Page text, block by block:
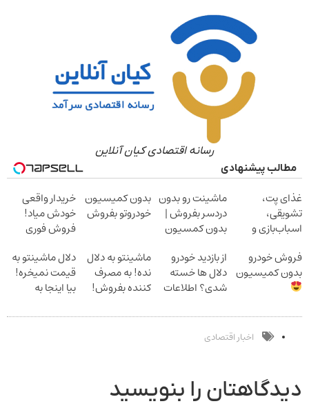
رسانه اقتصادی کیان آنلاین
مطالب پیشنهادی
غذای پت،
تشویقی،
اسباب‌بازی و
با تخفیف تهیه
کنید
ماشینت رو بدون
دردسر بفروش |
بدون کمسیون
بدون کمیسیون
خودروتو بفروش
خریدار واقعی
خودش میاد!
فروش فوری
مکانیک
فروش خودرو
بدون کمیسیون
از بازدید خودرو
دلال ها خسته
شدی؟ اطلاعات
ثبت کن
ماشینتو به دلال
نده! به مصرف
کننده بفروش!
یک تماس
دلال ماشینتو به
قیمت نمیخره!
بیا اینجا به
بفروش*فقط
اخبار اقتصادی
دیدگاهتان را بنویسید